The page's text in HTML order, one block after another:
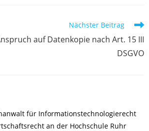
Nächster Beitrag
auf Datenkopie nach Art. 15 III
DSGVO
für Informationstechnologierecht
an der Hochschule Ruhr